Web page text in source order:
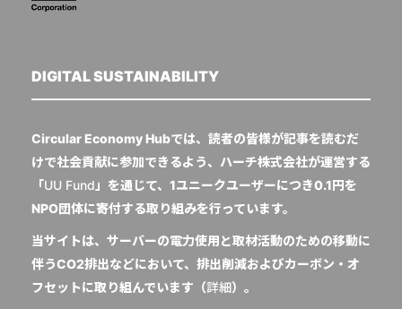
DIGITAL SUSTAINABILITY
Circular Economy Hubでは、読者の皆様が記事を読むだ
けで社会貢献に参加できるよう、ハーチ株式会社が運営する
「UU Fund 」を通じて、1ユニークユーザーにつき0.1円を
NPO団体に寄付する取り組みを行っています。
当サイトは、サーバーの電力使用と取材活動のための移動に
伴うCO2排出などにおいて、排出削減およびカーボン・オ
フセットに取り組んでいます（詳細）。